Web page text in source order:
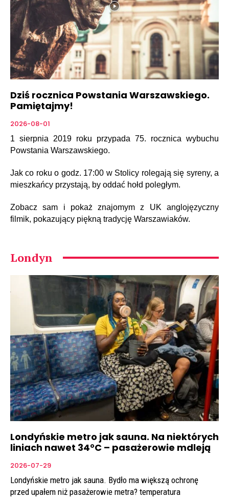
Dziś rocznica Powstania Warszawskiego.
Pamiętajmy!
2026-08-01
1 sierpnia 2019 roku przypada 75. rocznica wybuchu
Powstania Warszawskiego.
Jak co roku o godz. 17:00 w Stolicy rolegają się syreny, a
mieszkańcy przystają, by oddać hołd poległym.
Zobacz sam i pokaż znajomym z UK anglojęzyczny
filmik, pokazujący piękną tradycję Warszawiaków.
Londyn
Londyńskie metro jak sauna. Na niektórych
liniach nawet 34°C – pasażerowie mdleją
2026-07-29
Londyńskie metro jak sauna. Bydło ma większą ochronę
przed upałem niż pasażerowie metra? temperatura